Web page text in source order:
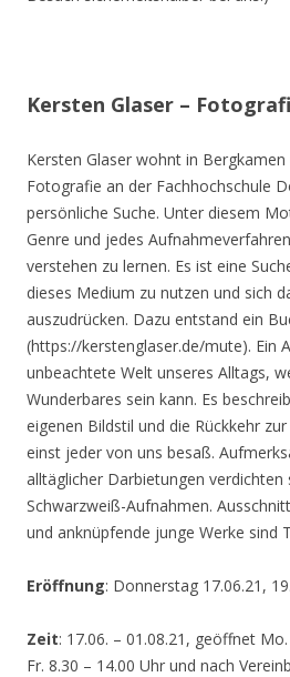
Kersten Glaser –
Kersten Glaser wohnt in
Fotografie an der Fachhochschule
persönliche Suche. Unter diesem
Genre und jedes
verstehen zu lernen. Es ist eine
dieses Medium zu nutzen und sich
auszudrücken. Dazu entstand ein
(https://kerstenglaser.de/mute). Ein
unbeachtete Welt unseres Alltags,
Wunderbares sein kann. Es
eigenen Bildstil und die Rückkehr
einst jeder von uns besaß.
alltäglicher Darbietungen verdichten
Schwarzweiß-Aufnahmen.
und anknüpfende junge Werke sind
Eröffnung: Donnerstag 17.06.21,
Zeit: 17.06. – 01.08.21, geöffnet
Fr. 8.30 – 14.00 Uhr und nach